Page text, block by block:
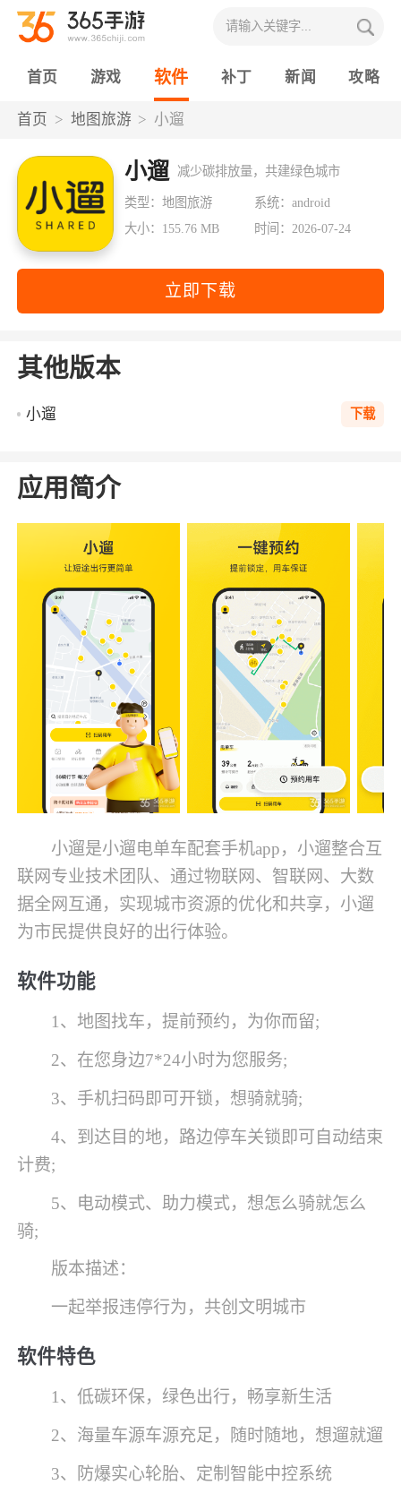
首页 游戏 软件 补丁 新闻 攻略
首页 地图旅游 小遛
小遛 减少碳排放量，共建绿色城市
类型：地图旅游
系统：android
大小：155.76 MB
时间：2026-07-24
立即下载
其他版本
小遛 下载
应用简介
小遛是小遛电单车配套手机app，小遛整合互
联网专业技术团队、通过物联网、智联网、大数
据全网互通，实现城市资源的优化和共享，小遛
为市民提供良好的出行体验。
软件功能
1、地图找车，提前预约，为你而留;
2、在您身边7*24小时为您服务;
3、手机扫码即可开锁，想骑就骑;
4、到达目的地，路边停车关锁即可自动结束
计费;
5、电动模式、助力模式，想怎么骑就怎么
骑;
版本描述：
一起举报违停行为，共创文明城市
软件特色
1、低碳环保，绿色出行，畅享新生活
2、海量车源车源充足，随时随地，想遛就遛
3、防爆实心轮胎、定制智能中控系统